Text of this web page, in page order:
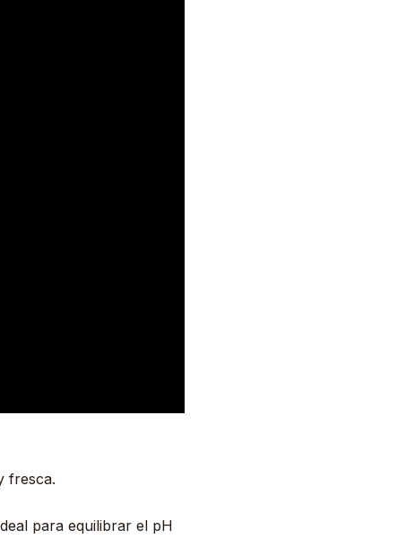
fresca.
para equilibrar el pH